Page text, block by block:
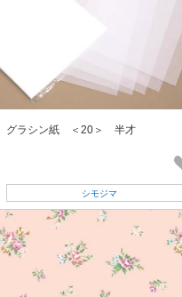
グラシン紙 ＜20＞ 半才
シモジマ